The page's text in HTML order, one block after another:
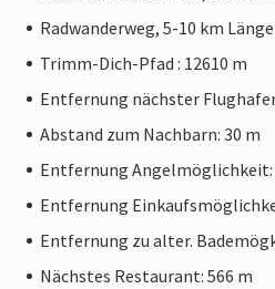
Radwanderweg, 5-10 km Länge
Trimm-Dich-Pfad : 12610 m
Entfernung nächster
Abstand zum Nachbarn: 30 m
Entfernung Angelmöglichkeit:
Entfernung
Entfernung zu alter.
Nächstes Restaurant: 566 m